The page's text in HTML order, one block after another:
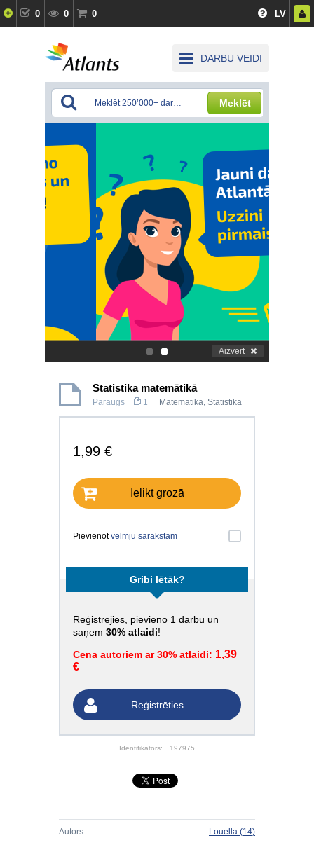
0 0 0 LV
DARBU VEIDI
Meklēt
. Aizvērt
Statistika matemātikā
Paraugs 1 Matemātika, Statistika
1,99 €
Ielikt grozā
Pievienotvēlmju sarakstam
Gribi lētāk?
Reģistrējies , pievieno 1 darbu un
saņem 30% atlaidi!
Cena autoriem ar 30% atlaidi: 1,39
€
Reģistrēties
Identifikators: 197975
Autors: Louella (14)